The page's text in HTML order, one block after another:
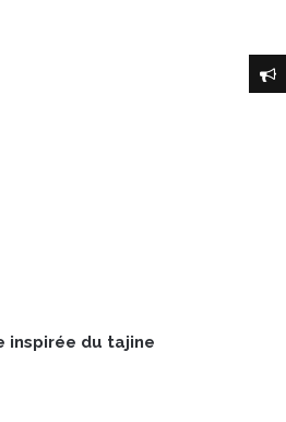
inspirée du tajine